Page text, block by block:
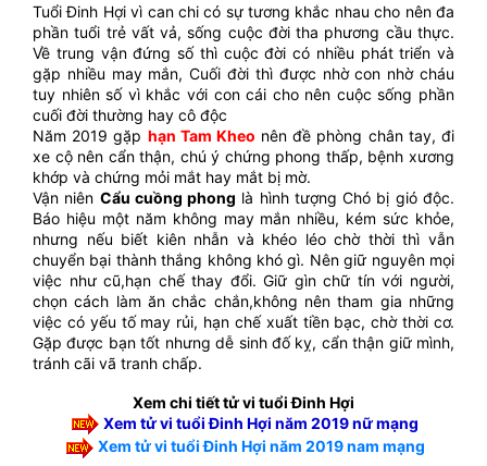
Tuổi Đinh Hợi vì can chi có sự tương khắc nhau cho nên đa
phần tuổi trẻ vất vả, sống cuộc đời tha phương cầu thực.
Về trung vận đứng số thì cuộc đời có nhiều phát triển và
gặp nhiều may mắn, Cuối đời thì được nhờ con nhờ cháu
tuy nhiên số vì khắc với con cái cho nên cuộc sống phần
cuối đời thường hay cô độc
Năm 2019 gặp hạn Tam Kheo nên đề phòng chân tay, đi
xe cộ nên cẩn thận, chú ý chứng phong thấp, bệnh xương
khớp và chứng mỏi mắt hay mắt bị mờ.
Vận niên Cẩu cuồng phong là hình tượng Chó bị gió độc.
Báo hiệu một năm không may mắn nhiều, kém sức khỏe,
nhưng nếu biết kiên nhẫn và khéo léo chờ thời thì vẫn
chuyển bại thành thắng không khó gì. Nên giữ nguyên mọi
việc như cũ,hạn chế thay đổi. Giữ gìn chữ tín với người,
chọn cách làm ăn chắc chắn,không nên tham gia những
việc có yếu tố may rủi, hạn chế xuất tiền bạc, chờ thời cơ.
Gặp được bạn tốt nhưng dễ sinh đố kỵ, cẩn thận giữ mình,
tránh cãi vã tranh chấp.
Xem chi tiết tử vi tuổi Đinh Hợi
Xem tử vi tuổi Đinh Hợi năm 2019 nữ mạng
Xem tử vi tuổi Đinh Hợi năm 2019 nam mạng